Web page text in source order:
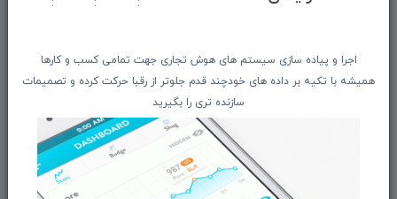
اجرا و پیاده سازی سیستم های هوش تجاری جهت تمامی کسب و کارها
همیشه با تکیه بر داده های خودچند قدم جلوتر از رقبا حرکت کرده و تصمیمات
سازنده تری را بگیرید
ویتریــن فروشگـــاه